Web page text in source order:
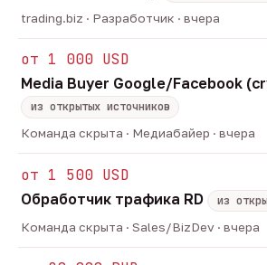
trading.biz · Разработчик · вчера
от 1 000 USD
Media Buyer Google/Facebook
из открытых источников
Команда скрыта · Медиабайер · вчера
от 1 500 USD
Обработчик трафика RD
из
Команда скрыта · Sales/BizDev · вчера